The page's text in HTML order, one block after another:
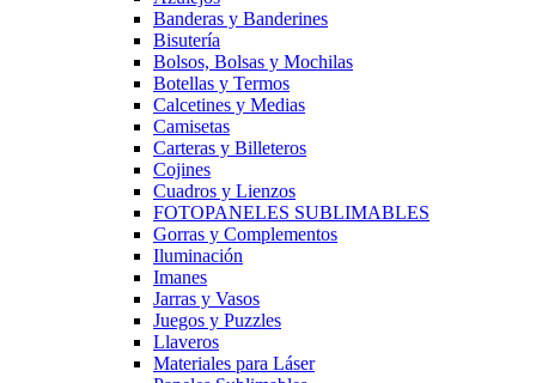
Banderas y Banderines
Bisutería
Bolsos, Bolsas y Mochilas
Botellas y Termos
Calcetines y Medias
Camisetas
Carteras y Billeteros
Cojines
Cuadros y Lienzos
FOTOPANELES SUBLIMABLES
Gorras y Complementos
Iluminación
Imanes
Jarras y Vasos
Juegos y Puzzles
Llaveros
Materiales para Láser